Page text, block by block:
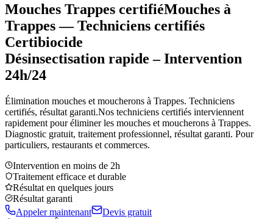
Mouches Trappes certifiéMouches à
Trappes — Techniciens certifiés
Certibiocide
Désinsectisation rapide – Intervention
24h/24
Élimination mouches et moucherons à Trappes. Techniciens
certifiés, résultat garanti.Nos techniciens certifiés interviennent
rapidement pour éliminer les mouches et moucherons à Trappes.
Diagnostic gratuit, traitement professionnel, résultat garanti. Pour
particuliers, restaurants et commerces.
Intervention en moins de 2h
Traitement efficace et durable
Résultat en quelques jours
Résultat garanti
Appeler maintenant
Devis gratuit